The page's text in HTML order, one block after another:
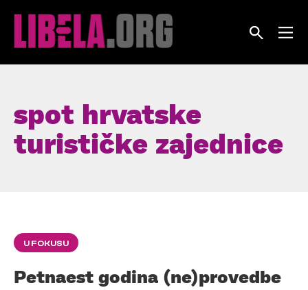
spot hrvatske
turističke zajednice
U FOKUSU
Petnaest godina (ne)provedbe